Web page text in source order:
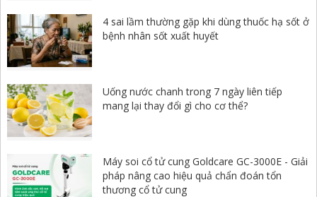
4 sai lầm thường gặp khi dùng thuốc hạ sốt ở
bệnh nhân sốt xuất huyết
Uống nước chanh trong 7 ngày liên tiếp
mang lại thay đổi gì cho cơ thể?
Máy soi cổ tử cung Goldcare GC-3000E - Giải
pháp nâng cao hiệu quả chẩn đoán tổn
thương cổ tử cung